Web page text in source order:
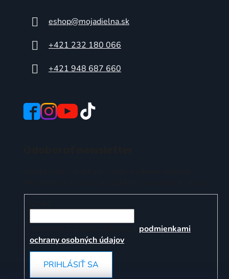
eshop@mojadielna.sk
+421 232 180 066
+421 948 687 660
podmienkami
ochrany osobných údajov
PRIHLÁSIŤ SA